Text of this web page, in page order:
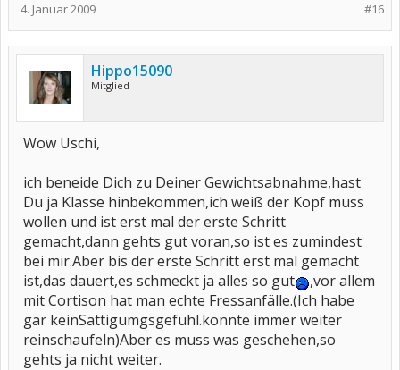
#16
4. Januar 2009
Hippo15090
Mitglied
Wow Uschi,
ich beneide Dich zu Deiner Gewichtsabnahme,hast
Du ja Klasse hinbekommen,ich weiß der Kopf muss
wollen und ist erst mal der erste Schritt
gemacht,dann gehts gut voran,so ist es zumindest
bei mir.Aber bis der erste Schritt erst mal gemacht
ist,das dauert,es schmeckt ja alles so gut
,vor allem
mit Cortison hat man echte Fressanfälle.(Ich habe
gar keinSättigumgsgefühl.könnte immer weiter
reinschaufeln)Aber es muss was geschehen,so
gehts ja nicht weiter.